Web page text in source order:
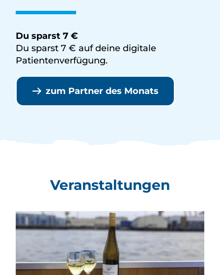
Du sparst 7 €
Du sparst 7 € auf deine digitale
Patientenverfügung.
zum Partner des Monats
Veranstaltungen